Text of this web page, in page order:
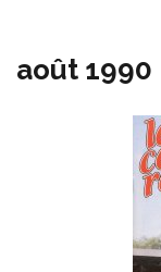
août 1990